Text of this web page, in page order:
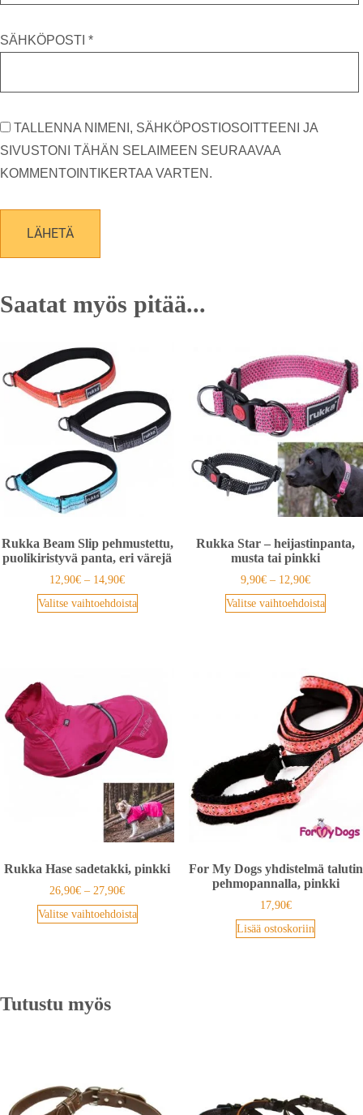
SÄHKÖPOSTI *
TALLENNA NIMENI, SÄHKÖPOSTIOSOITTEENI JA
SIVUSTONI TÄHÄN SELAIMEEN SEURAAVAA
KOMMENTOINTIKERTAA VARTEN.
Saatat myös pitää...
Rukka Beam Slip pehmustettu,
puolikiristyvä panta, eri värejä
12,90€ – 14,90€
Valitse vaihtoehdoista
Rukka Star – heijastinpanta,
musta tai pinkki
9,90€ – 12,90€
Valitse vaihtoehdoista
Rukka Hase sadetakki, pinkki
26,90€ – 27,90€
Valitse vaihtoehdoista
For My Dogs yhdistelmä talutin
pehmopannalla, pinkki
17,90€
Lisää ostoskoriin
Tutustu myös